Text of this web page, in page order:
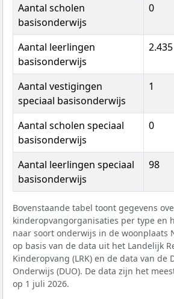
Aantal scholen
basisonderwijs
0
Aantal leerlingen
basisonderwijs
2.435
Aantal vestigingen
speciaal basisonderwijs
1
Aantal scholen speciaal
basisonderwijs
0
Aantal leerlingen speciaal
basisonderwijs
98
Bovenstaande tabel toont gegevens
kinderopvangorganisaties per type en
naar soort onderwijs in de woonplaats
op basis van de data uit het Landelijk
Kinderopvang (LRK) en de data van de
Onderwijs (DUO). De data zijn het
op 1 juli 2026.